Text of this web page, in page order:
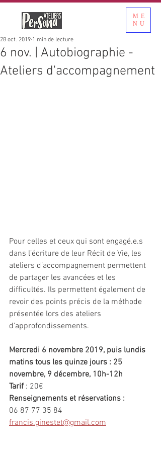
ME
NU
6 nov. | Autobiographie -
Ateliers d'accompagnement
28 oct. 2019 1 min de lecture
Pour celles et ceux qui sont engagé.e.s
dans l’écriture de leur Récit de Vie, les
ateliers d’accompagnement permettent
de partager les avancées et les
difficultés. Ils permettent également de
revoir des points précis de la méthode
présentée lors des ateliers
d'approfondissements.
Mercredi 6 novembre 2019, puis lundis
matins tous les quinze jours : 25
novembre, 9 décembre, 10h-12h
Tarif : 20€
Renseignements et réservations :
06 87 77 35 84
francis.ginestet@gmail.com